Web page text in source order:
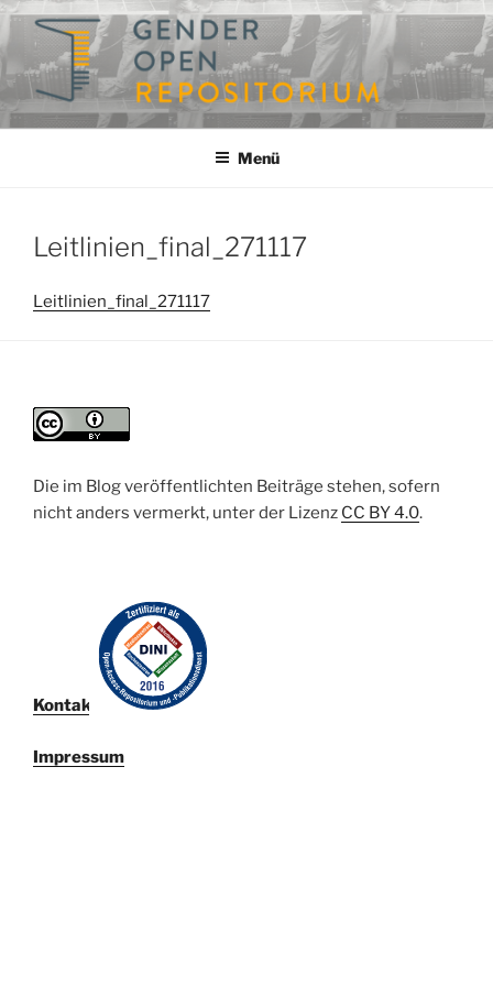
Zum
Inhalt
springen
GENDEROPEN
Ein Repositorium für die Geschlechterforschung
Menü
Leitlinien_final_271117
Leitlinien_final_271117
Die im Blog veröffentlichten Beiträge stehen, sofern
nicht anders vermerkt, unter der Lizenz CC BY 4.0.
Kontakt
Impressum